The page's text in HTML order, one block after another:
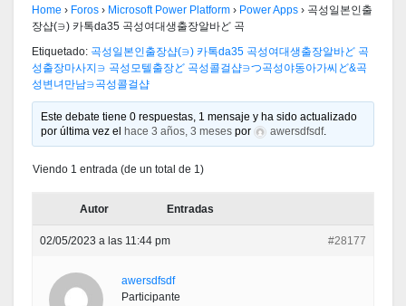
Home › Foros › Microsoft Power Platform › Power Apps › 곡성일본인출
장샵(∋) 카톡da35 곡성여대생출장알바ど 곡
Etiquetado: 곡성일본인출장샵(∋) 카톡da35 곡성여대생출장알바ど 곡
성출장마사지∋ 곡성모텔출장ど 곡성콜걸샵∋つ곡성야동아가씨ど&곡
성변녀만남∋곡성콜걸샵
Este debate tiene 0 respuestas, 1 mensaje y ha sido actualizado
por última vez el
hace 3 años, 3 meses por awersdfsdf.
Viendo 1 entrada (de un total de 1)
Autor Entradas
02/05/2023 a las 11:44 pm #28177
awersdfsdf
Participante